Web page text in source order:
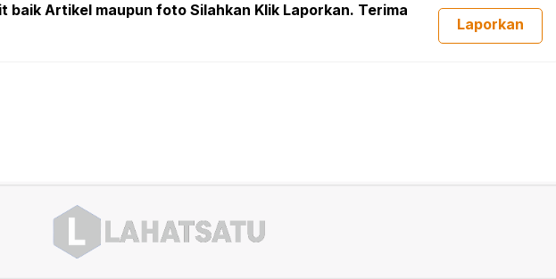
baik Artikel maupun foto Silahkan Klik Laporkan. Terima
Laporkan